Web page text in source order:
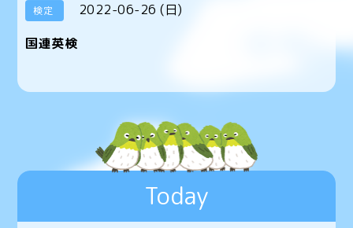
検定
2022-06-26 (日)
国連英検
Today